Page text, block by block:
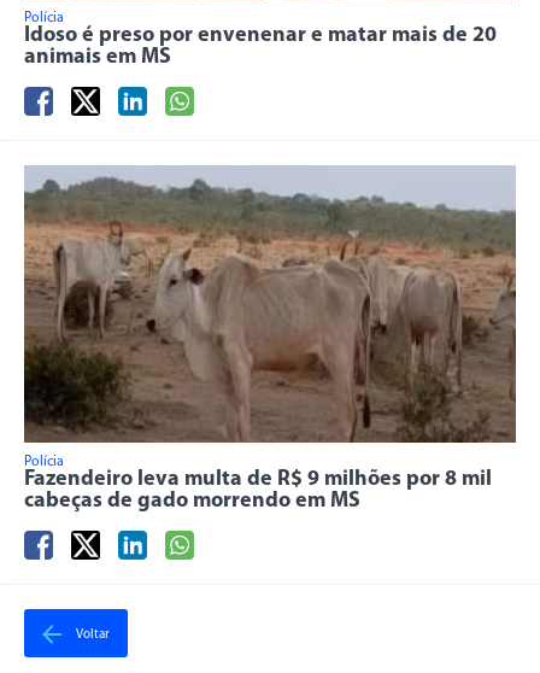
Polícia
Idoso é preso por envenenar e matar mais de 20
animais em MS
Polícia
Fazendeiro leva multa de R$ 9 milhões por 8 mil
cabeças de gado morrendo em MS
Voltar